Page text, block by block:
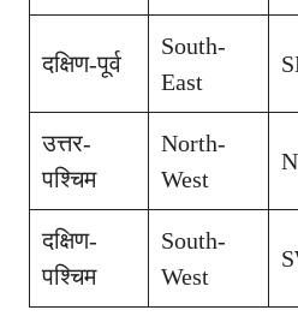
दक्षिण-पूर्व
South-
East
उत्तर-
पश्चिम
North-
West
दक्षिण-
पश्चिम
South-
West